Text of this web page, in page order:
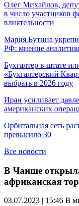
Олег Михайлов,
в число участников
влиятельности
Мария Бутина
РФ: мнение
Бухгалтер в штате
«Бухгалтерский
выбрать в 2026 году
Иран усиливает
американских
Орбитальная сеть
превысило 30
Все новости
В Чанше
африканская
03.07.2023 | 15:46 В